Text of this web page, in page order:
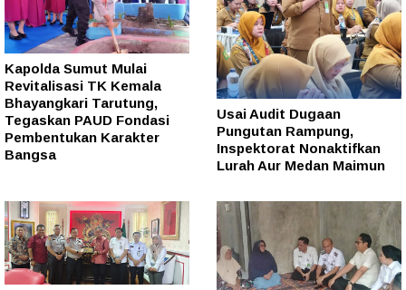
Kapolda Sumut Mulai
Revitalisasi TK Kemala
Bhayangkari Tarutung,
Tegaskan PAUD Fondasi
Pembentukan Karakter
Bangsa
Usai Audit Dugaan
Pungutan Rampung,
Inspektorat Nonaktifkan
Lurah Aur Medan Maimun